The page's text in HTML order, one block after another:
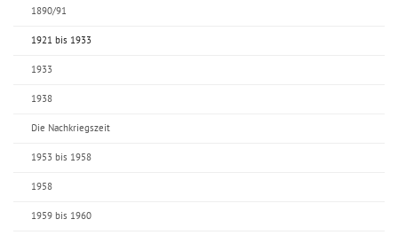
1890/91
1921 bis 1933
1933
1938
Die Nachkriegszeit
1953 bis 1958
1958
1959 bis 1960